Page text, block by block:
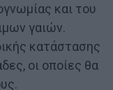
και του
γαιών.
κατάστασης
οι οποίες θα